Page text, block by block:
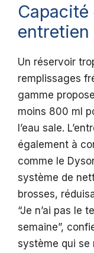
entretien
Un réservoir
remplissages
gamme
moins 800 ml
l’eau sale.
également à
comme le
système de
brosses,
“Je n’ai pas le
semaine”,
système qui se